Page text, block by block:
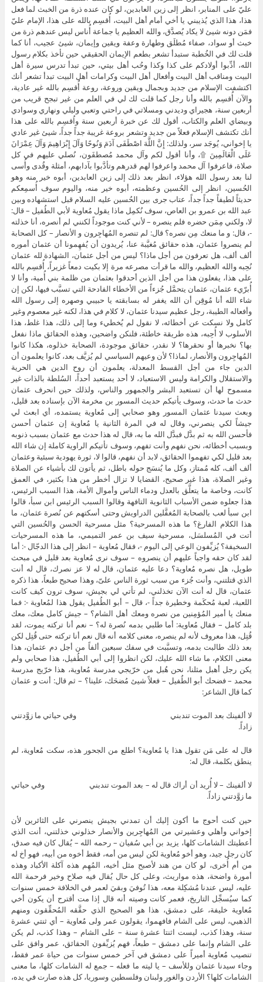
عليّ على المنابر، انظر إلى زين العابدين، لو كان عنده ذرة من الخبث لما فعل
هذا، هذا الذي يُذيبني يا أخي أمام أهل البيت، أُقسِم بالله على هذا، الإمام عليّ
فمَن دونه شيئ لا يكاد يُصدَّق، والله العظيم يا جماعة أُناس ليس عندهم ذرة من
خبث أو سواد، صفاء مُطلَق وطهارة وعفة ويقين وإيمان، شيئ عجيب، أنا كما
قلت لك في الخُطبة ستبدأ تشعر بطعم الإيمان الحقيقي حين تأخذ بكلام رسول
الله، أدِّبوا أولادكم على كذا وكذا وحُب أهل بيتي، حين تبدأ تدرس سيرة أهل
البيت ومناقب أهل البيت وأفعال أهل البيت وكرامات أهل البيت تبدأ تشعر أنك
اكتشفت الإسلام من جديد وبجمال ويقين وروعة، روعة أُقسِم بالله غير عادية،
والآن أُقسِم بالله وأنا رجل كما قلت لك لي في العلم من غير تبجح قريب من
أربعين سنة، هجيراي وديدني ومسلاتي في راحتي وتعبي وليلي ونهاري وسوادي
وبيضاي العلم والكتاب، أقول لك عن خبرة أربعين سنة واُقسِم بالله على هذا
أنك تكتشف الإسلام فعلاً من جديد وتشعر بروعة غريبة جداً جداً، شيئ غير عادي
يا إخواني، يُوجَد سر، ولذلك: إِنَّ اللَّهَ اصْطَفَى آدَمَ وَنُوحًا وَآلَ إِبْرَاهِيمَ وَآلَ عِمْرَانَ
عَلَى الْعَالَمِينَ ۩، وأنا أقول لكم وآل محمد مُصطفَون، نُصلي عليهم في كل
صلاة، فاعرفوا آل محمد واعرفوا لهم قدرهم وتأدَّبوا بآدابهم، أمثلة وقُدى وأُسى
لنا بعد رسول الله هؤلاء، انظر بعد ذلك إلى زين العابدين، أبوه خير منه وهو
الحُسين، انظر إلى الحُسين وعظمته، أبوه خير منه، واليوم سوف أُسمِعكم
حديثاً لطيفاً جداً جداً، عتاب جرى بين الحُسين عليه السلام قبل استشهاده وبين
عبد الله بن عمرو بن العاص، سوف نُكمِل ماذا يقول مُعاوية لأبي الطُفيل – قال:
لا، ولكني مِمَن حضره فلم ينصره – لأني كنت موجوداً لكنني لم أنصره، أنا خذلته
-، قال: و ما منعك مِن نصره؟ قال: لم تنصره المُهاجِرون و الأنصار – كل الصحابة
لم ينصروا عثمان، هذه حقائق مُغيَّبة عنا، يُريدون أن يُفهِمونا أن عثمان أموره
ألف ألف، هل تعرفون من أجل ماذا؟ ليس من أجل عثمان، الشهادة لله عثمان
نُحِبه والله العظيم، والله ما قرأت مصرعه مرة إلا بكيت دمعاً غزيراً، أُقسِم بالله
على هذا، يفعلون هذا من أجل الذين أحدقوا بعثمان من ظلمة بني أُمية، وأنا لا
أُبرّيء عثمان، عثمان يتحمَّل جُزءاً من الأخطاء الفادحة التي تسبَّب فيها، لكن إن
شاء الله أنا مُوقِن أن الله يغفر له بسابقته يا حبيبي وصهره إلى رسول الله
وأفعاله الطيبة، رجل عظيم سيدنا عثمان، لا كلام في هذا، لكنه غير معصوم وغير
كامل ولا نسكت عن أخطائه، لا نقول لم يُخطيء وما إلى ذلك، هذا غلط، هذا
الأسلوب لا أُحِبه، هذه طريقة خاطئة، فلنكن واضحين، وهذه الحقائق ماذا نفعل
بها؟ نخبرها أو نحقرها؟ لا نقدر، حقائق موجودة، الصحابة خذلوه، هكذا كانوا
المُهاجِرون والأنصار، لماذا؟ لأن وعيهم السياسي لم يُزيَّف بعد، كانوا يعلمون أن
الدين جاء من أجل القسط المعدلة، يعلمون أن روح الدين هي الحرية
والاستقلال والكرامة وليس الاستعباد، لا أحد يستعبد أحداً، السُلطة بالذات غير
مسموح لها أن تستعبد البشر والجمهور والناس، ولذلك حين انحرف عثمان
حدث ما حدث، وسوف يأتيكم حديث المسور بن مخرمة الآن بإسناده بعد قليل،
وبعث سيدنا عثمان المسور وهو صحابي إلى مُعاوية يستمده، أي ابعث لي
جيشاً لكي ينصرني، وقال له في المرة الثانية يا مُعاوية إن عثمان أحسن
فأحسن الله به ثم بدَّل فبدَّل الله ما به، قال له هذا حدث مع عثمان بسبب ذنوبه
وبسبب أخطائه، نحن نفهم وأنت تفهم، وسوف تأتيكم الراوية كاملة إن شاء الله
بعد قليل لكي تفهموا الحقائق، لابد أن نفهم، قالوا لا، ثورة يهودية سبئية وعثمان
ألف ألف، كله مُمتاز، وكل ما يُنسَج حوله باطل، ثم يأتون لك بأشياء عن الصلاة
وغير الصلاة، هذا غير صحيح، القضايا لا تزال أخطر من هذا بكثير، في العمق
كانت، وخاصة ما يتعلَّق بالعدل ودماء الناس وأموال الأمة، هذا السبب الرئيس،
هذا جعلوه ضمن الأسباب الثانوية التافهة وقالوا السبب الرئيس ابن سبأ، قالوا
ابن سبأ لعب بالصحابة المُغفَّلين الدراويش وحتى أسكتهم عن نُصرة عثمان، ما
هذا الكلام الفارغ؟ ما هذه المسرحية؟ مثل مسرحية الحسن والحُسين التي
أتت في المُسلسَل، مسرحية سيف بن عمر التميمي، ما هذه المسرحيات
السخيفة؟ يُزيِّفون الوعي إلى اليوم -، فقال مُعاوية – انظر إلى هذا الدجّال -: أما
لقد كان حقه واجباً عليهم أن ينصروه – سوف نرى مُعاوية بعد قليل في مبحث
طويل، هل نصره مُعاوية؟ دعا عليه عثمان، قال له لا عز نصرك، قال له أنت
الذي قتلتني، وأنت جُزء من سبب ثورة الناس علىّ، وهذا صحيح طبعاً، هذا ذكره
عثمان، قال له أنت الآن تخذلني، لم تأتي لي بجيش، سوف ترون كيف كانت
اللعبة، لعبة مُحكَمة وخطيرة جداً -، قال – أبو الطُفيل يقول هذا لمُعاوية -: فما
منعك يا أمير المُؤمِنين من نصره ومعك أهل الشام؟ – جيش كامل معك، معك
بلد كامل – فقال مُعاوية: أما طلبي بدمه نُصرة له؟ – نعم أنا تركته يموت، لقد
قُتِل، هذا معروف لأنه لم ينصره، معنى كلامه أنه قال نعم أنا تركته حتى قُتِل لكن
بعد ذلك طالبت بدمه، وتسبَّبت في سفك سبعين ألفاً من أجل دم عثمان، هذا
معنى الكلام، ما شاء الله عليك، لكن انظروا إلى أبي الطُفيل، هذا صحابي ولم
يكن رجل أهبل مثلنا، نحن هُبل من خرّيجي مدرسة مُعاوية، هذا خرّيج مدرسة
محمد – فضحك أبو الطُفيل – فعلاً شيئ مُضحَك، علينا؟ – ثم قال: أنت و عثمان
كما قال الشاعر:
لا ألفينك بعد الموت تندبني وفي حياتي ما زوَّدتني
زاداً.
قال له على مَن تقول هذا يا مُعاوية؟ اطلع من الجحور هذه، سكت مُعاوية، لم
ينطق بكلمة، قال له:
لا ألفينك – لا أُريد أن أراك قال له – بعد الموت تندبني وفي حياتي
ما زوَّدتني زاداً.
حين كنت أحوج ما أكون إليك أن تمدني بجيش ينصرني على الثائرين لأن
إخواني وأهلي وعشيرتي من المُهاجِرين والأنصار خذلوني خذلتني، أنت الذي
أعطيتك الشامات كلها، يزيد بن أبي سُفيان – رحمه الله – يُقال كان فيه صدق،
كان رجل جيد، وهو أخو مُعاوية لكن ليس من أمه، فقط أخوه من أبيه، فهو أخ له
من أم أُخرى، لو كان من هند لأصبح مثل أخيه، المُهِم هذه آكلة الأكباد وهذه
أمورة واضحة، هذه مواريث، وعلى كل حال يُقال فيه صلاح وخير فرحمة الله
عليه، ليس عندنا مُشكِلة معه، هذا تُوفيَ وبقيَ لعمر في الخلافة خمس سنوات
كما سيُسجِّل التاريخ، فعمر كانت وصيته أنه قال إذا مت أقترح أن يكون أخي
مُعاوية خليفة، على دمشق، هذا هو الصحيح الذي حقَّقه المُحقِّقون ومنهم
الذهبي، ليس على الشام فافهموا، يقولون عمر ولى مُعاوية – أي ثنتي عشرة
سنة، وهذا كذب، ليست اثنتا عشرة سنة – على الشام – وهذا كذب، لم يكن
على الشام وإنما على دمشق – طبعاً، فهم يُزيِّفون الحقائق، عمر وافق على
تنصيب مُعاوية أميراً على دمشق في آخر خمس سنوات من حياة عمر فقط،
وجاء سيدنا عثمان وللأسف – يا ليته ما فعله – جمع له الشامات كلها، ما معنى
الشامات كلها؟ الأردن والغور ولبنان وفلسطين وسوريا، كل هذه صارت في يده،